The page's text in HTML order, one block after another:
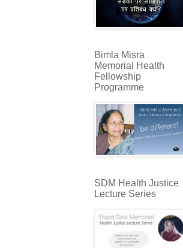
Bimla Misra
Memorial Health
Fellowship
Programme
SDM Health Justice
Lecture Series